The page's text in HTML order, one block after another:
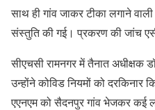
साथ ही गांव जाकर टीका लगाने
संस्तुति की गई। प्रकरण की जांच
सीएचसी रामनगर में तैनात अधीक्षक
उन्होंने कोविड नियमों को दरकिनार
एएनएम को सैदनपुर गांव भेजकर कई